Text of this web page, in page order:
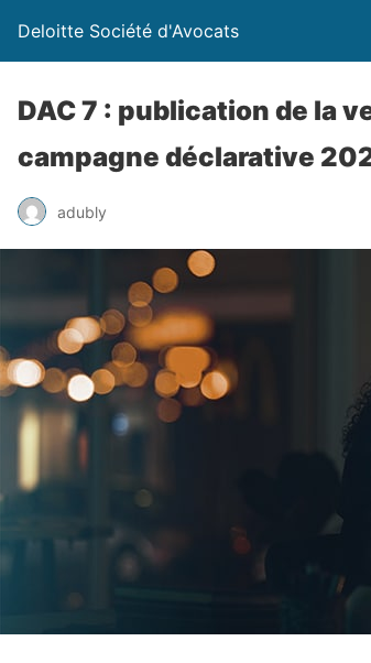
Deloitte Société d'Avocats
DAC 7 : publication de la
campagne déclarative
adubly